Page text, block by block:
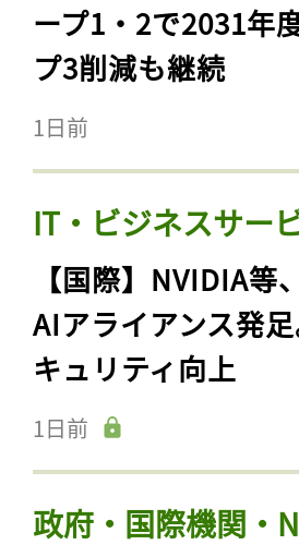
ープ1・2で2031年
プ3削減も継続
1日前
IT・ビジネスサー
【国際】NVIDIA
AIアライアンス発
キュリティ向上
1日前
政府・国際機関・